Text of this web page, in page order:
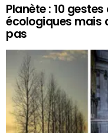
Planète : 10
écologiques mais
pas